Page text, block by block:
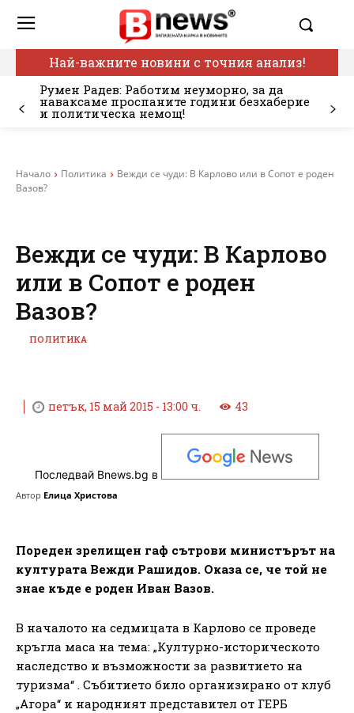
Най-важните новини с точния анализ!
Румен Радев: Работим неуморно, за да
наваксаме проспаните години безхаберие
и политическа немощ!
Начало Политика
Вежди се чуди: В Карлово или в Сопот е роден
Вазов?
Вежди се чуди: В Карлово
или в Сопот е роден
Вазов?
ПОЛИТИКА
петък, 15 май 2015 - 13:00 ч. 43
Последвай Bnews.bg в
Автор Елица Христова
Пореден зрелищен гаф сътрови министърът на
културата Вежди Рашидов. Оказа се, че той не
знае къде е роден Иван Вазов.
В началото на седмицата в Карлово се проведе
кръгла маса на тема: „Културно-историческото
наследство и възможности за развитието на
туризма“ . Събитието било организирано от клуб
„Агора“ и народният представител от ГЕРБ